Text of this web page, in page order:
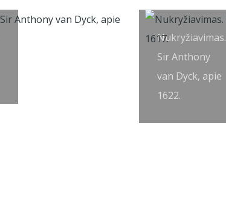
Nukryžiavimas.
Sir Anthony
van Dyck, apie
1622.